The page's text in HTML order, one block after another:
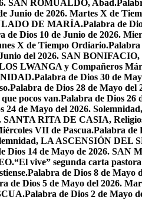
SAN ROMUALDO, Abad.
Junio de 2026. Martes X de
DE MARÍA.Palabra de
de Dios 10 de Junio de 2026.
X de Tiempo Ordiario.Palabra
del 2026. SAN
LWANGA y Compañeros
Palabra de Dios 30 de
Palabra de Dios 28 de Mayo
pocos van.Palabra de Dios 26
24 de Mayo del 2026.
SANTA RITA DE CASIA,
VII de Pascua.Palabra de
LA ASCENSIÓN DEL
Dios 14 de Mayo de 2026. SAN
“El vive” segunda carta
Palabra de Dios 8 de Mayo
de Dios 5 de Mayo del 2026.
Palabra de Dios 2 de Mayo